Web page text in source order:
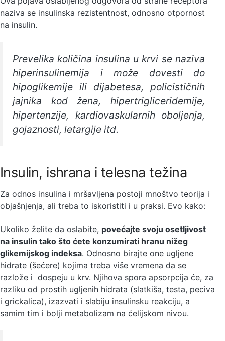
naziva se insulinska rezistentnost, odnosno otpornost
na insulin.
Prevelika količina insulina u krvi se naziva
hiperinsulinemija i može dovesti do
hipoglikemije ili dijabetesa, policističnih
jajnika kod žena, hipertrigliceridemije,
hipertenzije, kardiovaskularnih oboljenja,
gojaznosti, letargije itd.
Insulin, ishrana i telesna težina
Za odnos insulina i mršavljena postoji mnoštvo teorija i
objašnjenja, ali treba to iskoristiti i u praksi. Evo kako:
Ukoliko želite da oslabite, povećajte svoju osetljivost
na insulin tako što ćete konzumirati hranu nižeg
glikemijskog indeksa. Odnosno birajte one ugljene
hidrate (šećere) kojima treba više vremena da se
razlože i dospeju u krv. Njihova spora apsorpcija će, za
razliku od prostih ugljenih hidrata (slatkiša, testa, peciva
i grickalica), izazvati i slabiju insulinsku reakciju, a
samim tim i bolji metabolizam na ćelijskom nivou.